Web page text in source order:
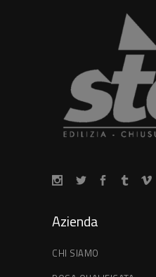
Azienda
CHI SIAMO